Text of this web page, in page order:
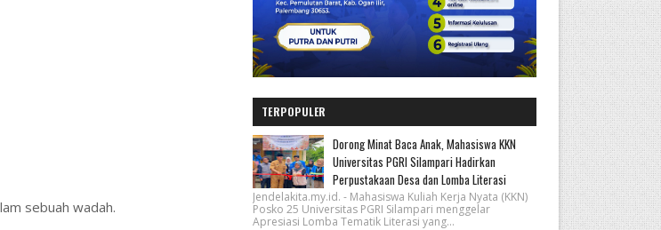
sebuah wadah.
TERPOPULER
Dorong Minat Baca Anak, Mahasiswa KKN
Universitas PGRI Silampari Hadirkan
Perpustakaan Desa dan Lomba Literasi
Jendelakita.my.id. - Mahasiswa Kuliah Kerja Nyata (KKN)
Posko 25 Universitas PGRI Silampari menggelar
Apresiasi Lomba Tematik Literasi yang...